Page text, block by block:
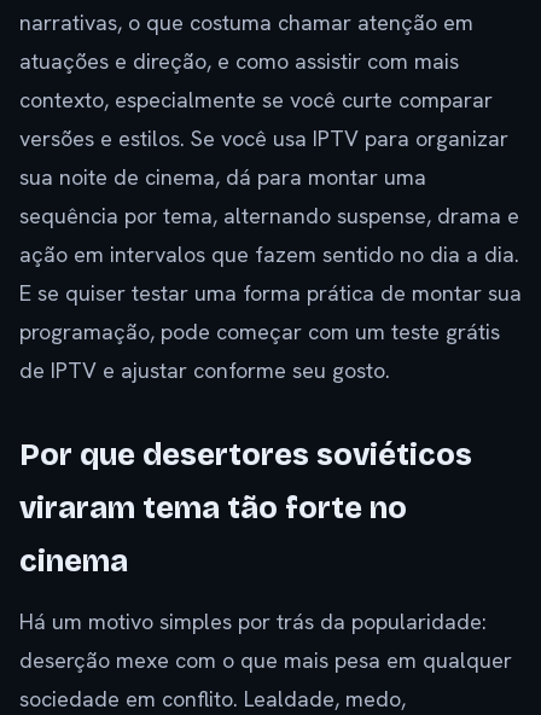
narrativas, o que costuma chamar atenção em
atuações e direção, e como assistir com mais
contexto, especialmente se você curte comparar
versões e estilos. Se você usa IPTV para organizar
sua noite de cinema, dá para montar uma
sequência por tema, alternando suspense, drama e
ação em intervalos que fazem sentido no dia a dia.
E se quiser testar uma forma prática de montar sua
programação, pode começar com um teste grátis
de IPTV e ajustar conforme seu gosto.
Por que desertores soviéticos
viraram tema tão forte no
cinema
Há um motivo simples por trás da popularidade:
deserção mexe com o que mais pesa em qualquer
sociedade em conflito. Lealdade, medo,